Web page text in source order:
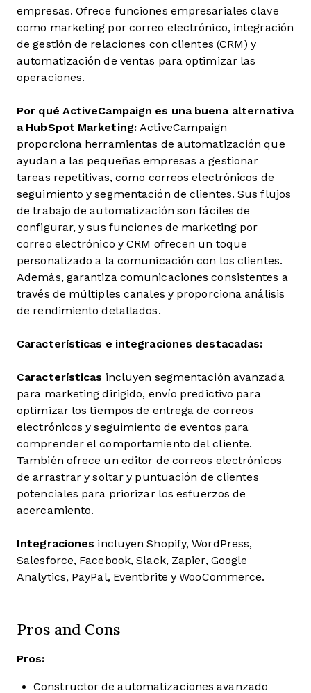
empresas. Ofrece funciones empresariales clave
como marketing por correo electrónico, integración
de gestión de relaciones con clientes (CRM) y
automatización de ventas para optimizar las
operaciones.
Por qué ActiveCampaign es una buena alternativa
a HubSpot Marketing: ActiveCampaign
proporciona herramientas de automatización que
ayudan a las pequeñas empresas a gestionar
tareas repetitivas, como correos electrónicos de
seguimiento y segmentación de clientes. Sus flujos
de trabajo de automatización son fáciles de
configurar, y sus funciones de marketing por
correo electrónico y CRM ofrecen un toque
personalizado a la comunicación con los clientes.
Además, garantiza comunicaciones consistentes a
través de múltiples canales y proporciona análisis
de rendimiento detallados.
Características e integraciones destacadas:
Características incluyen segmentación avanzada
para marketing dirigido, envío predictivo para
optimizar los tiempos de entrega de correos
electrónicos y seguimiento de eventos para
comprender el comportamiento del cliente.
También ofrece un editor de correos electrónicos
de arrastrar y soltar y puntuación de clientes
potenciales para priorizar los esfuerzos de
acercamiento.
Integraciones incluyen Shopify, WordPress,
Salesforce, Facebook, Slack, Zapier, Google
Analytics, PayPal, Eventbrite y WooCommerce.
Pros and Cons
Pros:
Constructor de automatizaciones avanzado